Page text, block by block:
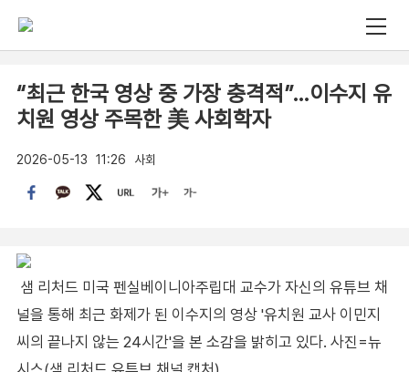
“최근 한국 영상 중 가장 충격적”…이수지 유
치원 영상 주목한 美 사회학자
2026-05-13 11:26 사회
샘 리처드 미국 펜실베이니아주립대 교수가 자신의 유튜브 채
널을 통해 최근 화제가 된 이수지의 영상 '유치원 교사 이민지
씨의 끝나지 않는 24시간'을 본 소감을 밝히고 있다. 사진=뉴